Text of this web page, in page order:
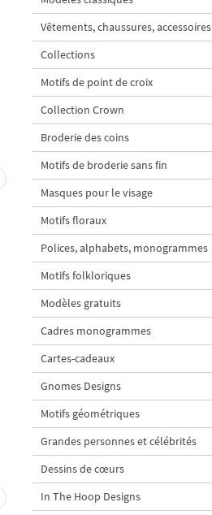
Croix chrétienne avec
décor doré - 4 tailles
| Acheter
Chevreau au nœud rouge
Vêtements, chaussures, accessoires
Collections
Motifs de point de croix
Collection Crown
Broderie des coins
Motifs de broderie sans fin
Masques pour le visage
Motifs floraux
Polices, alphabets, monogrammes
Motifs folkloriques
Modèles gratuits
Cadres monogrammes
Cartes-cadeaux
Gnomes Designs
Motifs géométriques
Grandes personnes et célébrités
Dessins de cœurs
In The Hoop Designs